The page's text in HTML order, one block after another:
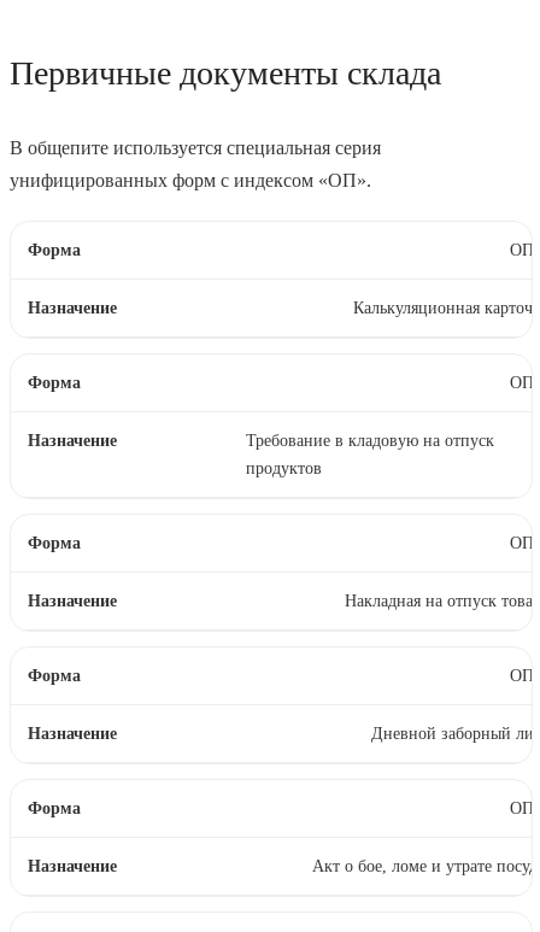
Первичные документы склада
В общепите используется специальная серия
унифицированных форм с индексом «ОП».
Калькуляционная
Требование в кладовую на отпуск
продуктов
Накладная на отпуск
Дневной заборный
Акт о бое, ломе и утрате